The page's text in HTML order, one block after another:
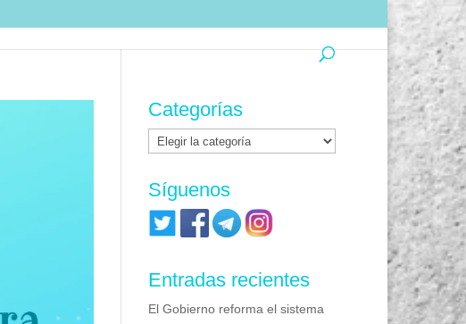
Categorías
Categorías
Síguenos
Entradas recientes
El Gobierno reforma el sistema